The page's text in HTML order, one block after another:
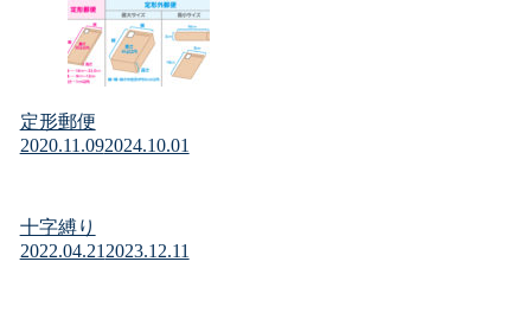
定形郵便
2020.11.092024.10.01
十字縛り
2022.04.21 2023.12.11